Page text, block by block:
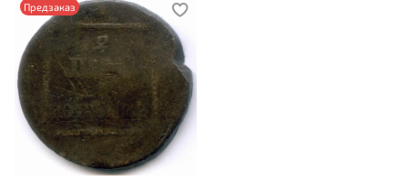
Предзаказ